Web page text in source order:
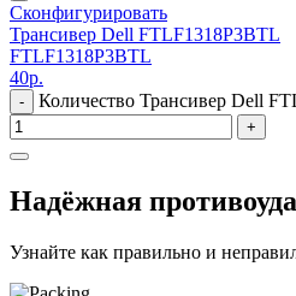
Сконфигурировать
Трансивер Dell FTLF1318P3BTL
FTLF1318P3BTL
40р.
- Количество Трансивер Dell
+
Надёжная
Узнайте как правильно и